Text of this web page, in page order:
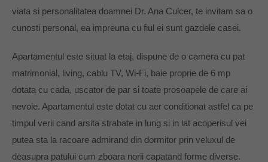
viata si personalitatea doamnei Dr. Ana Culcer, te invitam sa o
cunosti personal, ea impreuna cu fiul ei sunt gazdele casei.
Apartamentul este situat la etaj, dispune de o camera cu pat
matrimonial, living, cablu TV, Wi-Fi, baie proprie de 6 mp
dotata cu cada, uscator de par si toate prosoapele de care ai
nevoie. Apartamentul este dotat cu aer conditionat astfel ca pe
timpul verii cand arsita strabate in lung si in lat acoperisul vei
putea sta la racoare admirand din dormitor prin veluxul de
deasupra patului cum zboara norii capatand forme diverse.